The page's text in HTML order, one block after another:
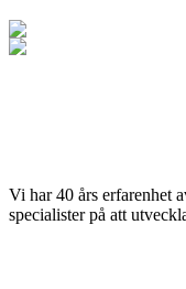
Vi har 40 års erfarenhet
specialister på att